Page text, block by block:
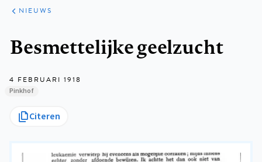
ARTIKELEN
HET
KORT
NIEUWS
Besmettelijke geelzucht
4 FEBRUARI 1918
Pinkhof
Citeren